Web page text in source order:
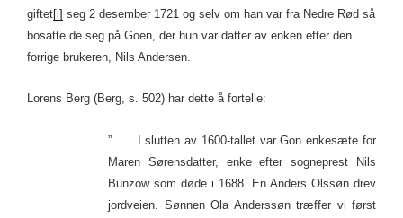
giftet[i] seg 2 desember 1721 og selv om han var fra Nedre Rød så
bosatte de seg på Goen, der hun var datter av enken efter den
forrige brukeren, Nils Andersen.
Lorens Berg (Berg, s. 502) har dette å fortelle:
” I slutten av 1600-tallet var Gon enkesæte for
Maren Sørensdatter, enke efter sogneprest Nils
Bunzow som døde i 1688. En Anders Olssøn drev
jordveien. Sønnen Ola Anderssøn træffer vi først